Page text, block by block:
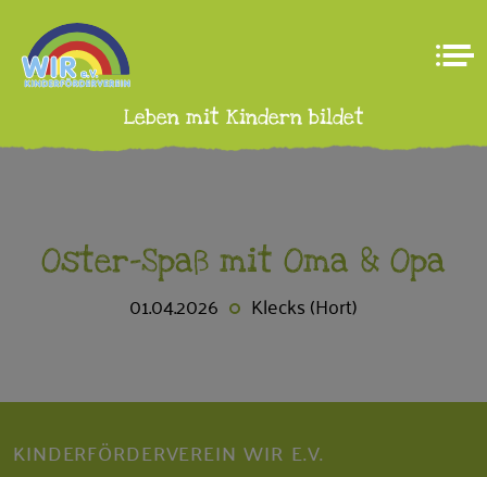
Leben mit Kindern bildet
Oster-Spaß mit Oma & Opa
01.04.2026 Klecks (Hort)
KINDERFÖRDERVEREIN WIR E.V.